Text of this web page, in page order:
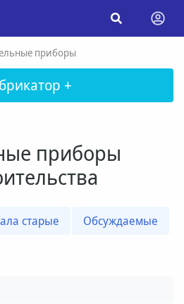
приборы
+
приборы
старые
Обсуждаемые